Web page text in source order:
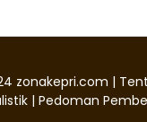
zonakepri.com |
| Pedoman